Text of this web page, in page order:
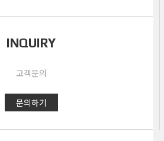
INQUIRY
고객문의
문의하기